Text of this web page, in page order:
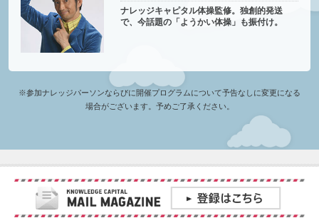
ナレッジキャピタル体操監修。独創的発送
で、今話題の「ようかい体操」も振付け。
※参加ナレッジパーソンならびに開催プログラムについて予告なしに変更になる
場合がございます。予めご了承ください。